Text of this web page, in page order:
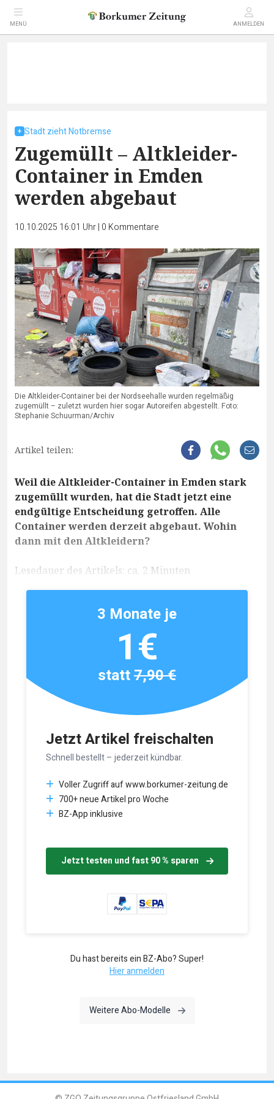
MENÜ ANMELDEN
Stadt zieht Notbremse
Zugemüllt – Altkleider-
Container in Emden
werden abgebaut
10.10.2025 16:01 Uhr| 0 Kommentare
Die Altkleider-Container bei der Nordseehalle wurden regelmäßig
zugemüllt – zuletzt wurden hier sogar Autoreifen abgestellt. Foto:
Stephanie Schuurman/Archiv
Artikel teilen:
Weil die Altkleider-Container in Emden stark
zugemüllt wurden, hat die Stadt jetzt eine
endgültige Entscheidung getroffen. Alle
Container werden derzeit abgebaut. Wohin
dann mit den Altkleidern?
Lesedauer des Artikels: ca. 2 Minuten
Jetzt Artikel freischalten
Schnell bestellt – jederzeit kündbar.
Voller Zugriff auf www.borkumer-zeitung.de
700+ neue Artikel pro Woche
BZ-App inklusive
Jetzt testen und fast 90 % sparen
3 Monate je
1€
statt7,90 €
Du hast bereits ein BZ-Abo? Super!
Hier anmelden
Weitere Abo-Modelle